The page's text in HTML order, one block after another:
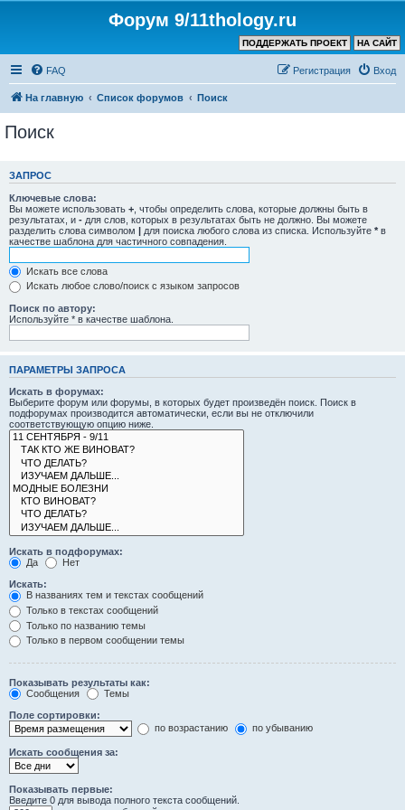
Форум 9/11thology.ru
НА САЙТ
ПОДДЕРЖАТЬ ПРОЕКТ
FAQ Вход
Регистрация
На главную Список форумов Поиск
Поиск
ЗАПРОС
Ключевые слова:
Вы можете использовать + , чтобы определить слова, которые должны быть в
результатах, и - для слов, которых в результатах быть не должно. Вы можете
разделить слова символом | для поиска любого слова из списка. Используйте * в
качестве шаблона для частичного совпадения.
Искать все слова
Искать любое слово/поиск с языком запросов
Поиск по автору:
Используйте * в качестве шаблона.
ПАРАМЕТРЫ ЗАПРОСА
Искать в форумах:
Выберите форум или форумы, в которых будет произведён поиск. Поиск в
подфорумах производится автоматически, если вы не отключили
соответствующую опцию ниже.
Искать в подфорумах:
Да
Нет
Искать:
В названиях тем и текстах сообщений
Только в текстах сообщений
Только по названию темы
Только в первом сообщении темы
Показывать результаты как:
Сообщения
Темы
Поле сортировки:
по возрастанию
по убыванию
Искать сообщения за:
Показывать первые:
Введите 0 для вывода полного текста сообщений.